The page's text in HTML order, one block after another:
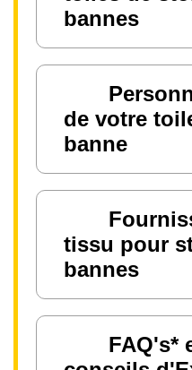
bannes
de votre
banne
tissu pour
bannes
FAQ's*